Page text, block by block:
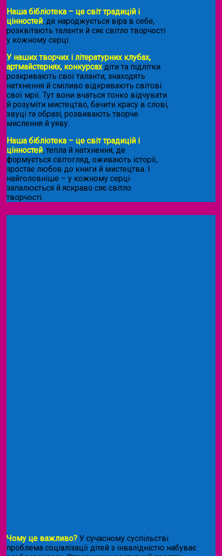
Наша бібліотека – це світ традицій і
цінностей, де народжується віра в себе,
розквітають таланти й сяє світло творчості
у кожному серці.
У наших творчих і літературних клубах,
артмайстернях, конкурсахдіти та підлітки
розкривають свої таланти, знаходять
натхнення й сміливо відкривають світові
свої мрії. Тут вони вчаться тонко відчувати
й розуміти мистецтво, бачити красу в слові,
звуці та образі, розвивають творче
мислення й уяву.
Наша бібліотека – це світ традицій і
цінностей, тепла й натхнення, де
формується світогляд, оживають історії,
зростає любов до книги й мистецтва. І
найголовніше – у кожному серці
запалюється й яскраво сяє світло
творчості.
Чому це важливо? У сучасному суспільстві
проблема соціалізації дітей з інвалідністю набуває